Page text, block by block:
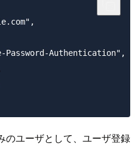
Password-Authentication",
のユーザとして、ユーザ登録